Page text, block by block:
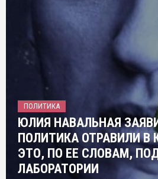
ПОЛИТИКА
ЮЛИЯ НАВАЛЬНАЯ
ПОЛИТИКА ОТРАВИЛИ В
ЭТО, ПО ЕЕ СЛОВАМ,
ЛАБОРАТОРИИ